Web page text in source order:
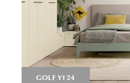
GOLF Y124